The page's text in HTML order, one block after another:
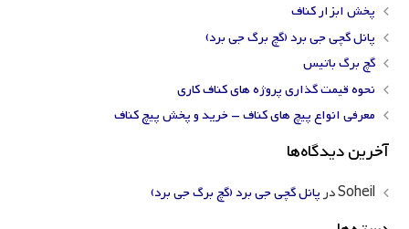
پخش ابزار کناف
پانل گچی جی برد (گچ برگ جی برد)
گچ برگ باتیس
نحوه قیمت گذاری پروژه های کناف کاری
معرفی انواع پیچ های کناف – خرید و پخش پیچ کناف
آخرین دیدگاه‌ها
Soheilدرپانل گچی جی برد (گچ برگ جی برد)